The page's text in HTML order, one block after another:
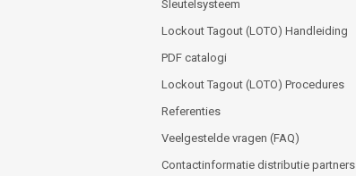
Sleutelsysteem
Lockout Tagout (LOTO) Handleiding
PDF catalogi
Lockout Tagout (LOTO) Procedures
Referenties
Veelgestelde vragen (FAQ)
Contactinformatie distributie partners